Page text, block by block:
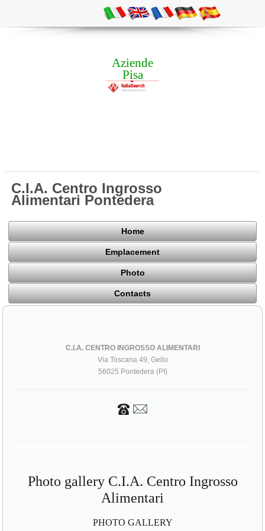
Aziende
Pisa
C.I.A. Centro Ingrosso
Alimentari Pontedera
Home
Emplacement
Photo
Contacts
C.I.A. CENTRO INGROSSO ALIMENTARI
Via Toscana 49, Gello
56025 Pontedera (PI)
Photo gallery C.I.A. Centro Ingrosso
Alimentari
PHOTO GALLERY